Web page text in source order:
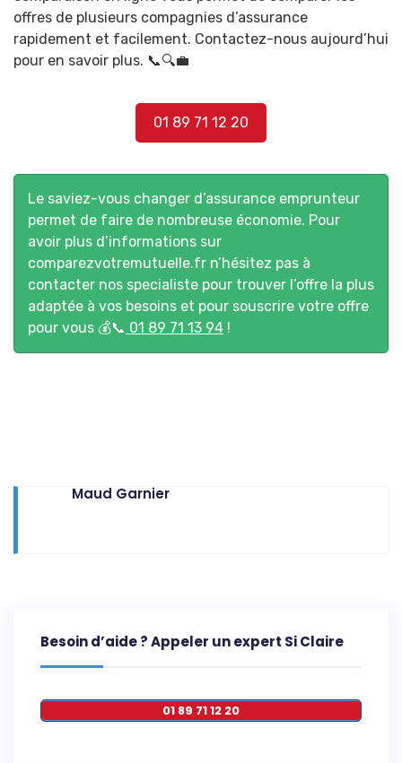
offres de plusieurs compagnies d’assurance
rapidement et facilement. Contactez-nous aujourd’hui
pour en savoir plus. 📞🔍💼
01 89 71 12 20
Le saviez-vous changer d’assurance emprunteur
permet de faire de nombreuse économie. Pour
avoir plus d’informations sur
comparezvotremutuelle.fr n’hésitez pas à
contacter nos specialiste pour trouver l’offre la plus
adaptée à vos besoins et pour souscrire votre offre
pour vous 💰📞 01 89 71 13 94 !
Maud Garnier
Besoin d’aide ? Appeler un expert Si Claire
01 89 71 12 20